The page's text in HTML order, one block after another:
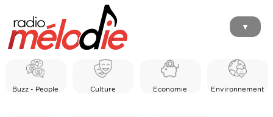
▼
Buzz - People Culture Economie Environnement